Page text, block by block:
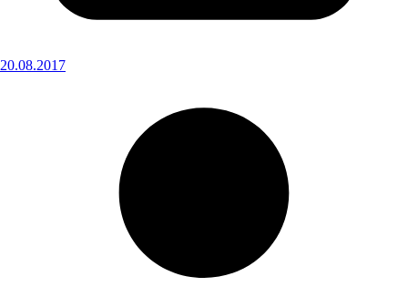
20.08.2017